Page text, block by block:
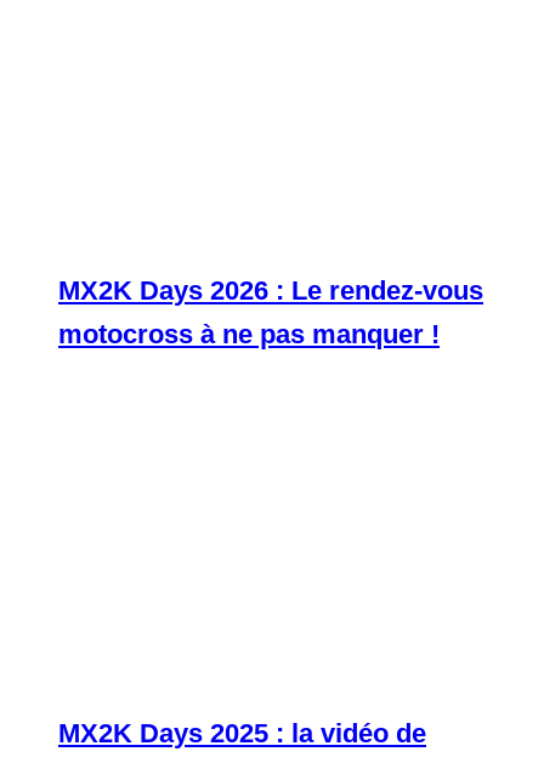
MX2K Days 2026 : Le rendez-vous
motocross à ne pas manquer !
MX2K Days 2025 : la vidéo de